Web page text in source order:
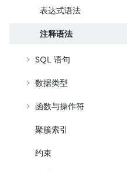
表达式语法
注释语法
SQL 语句
数据类型
函数与操作符
聚簇索引
约束